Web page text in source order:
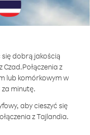
się dobrą jakością
Czad.Połączenia z
lub komórkowym w
minutę.
aby cieszyć się
z Tajlandia.